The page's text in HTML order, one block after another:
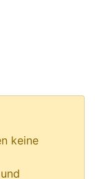
keine